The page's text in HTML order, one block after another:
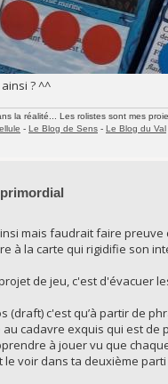
? ^^
la réalité... Les rolistes sont mes
- Le Blog de Sens - Le Blog du Val
mais faudrait faire
à la carte qui rigidifie son
de jeu, c'est d'évacuer
(draft) c'est qu’à partir de
au cadavre exquis qui est
à jouer vu que
voir dans ta deuxième